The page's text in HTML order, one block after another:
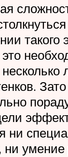
такого
Зато
ни
ни умение